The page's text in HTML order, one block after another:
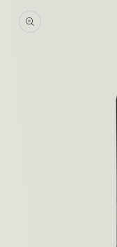
vahele